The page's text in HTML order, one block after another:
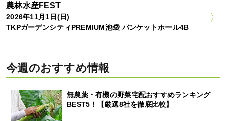
農林水産FEST
2026年11月1日(日)
TKPガーデンシティPREMIUM池袋 バンケットホール4B
今週のおすすめ情報
無農薬・有機の野菜宅配おすすめランキング
BEST5！【厳選8社を徹底比較】